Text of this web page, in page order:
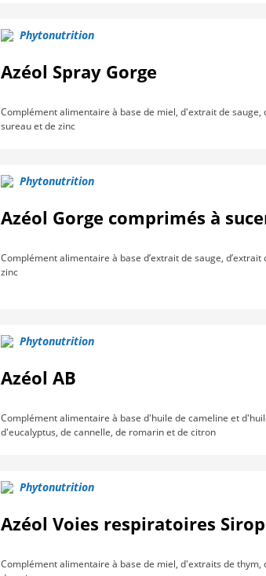
Phytonutrition
Azéol Spray Gorge
Complément alimentaire à base de miel, d'extrait de sauge,
sureau et de zinc
Phytonutrition
Azéol Gorge comprimés à
Complément alimentaire à base d’extrait de sauge, d’extrait
zinc
Phytonutrition
Azéol AB
Complément alimentaire à base d'huile de cameline et
d'eucalyptus, de cannelle, de romarin et de citron
Phytonutrition
Azéol Voies respiratoires Sirop
Complément alimentaire à base de miel, d'extraits de thym,